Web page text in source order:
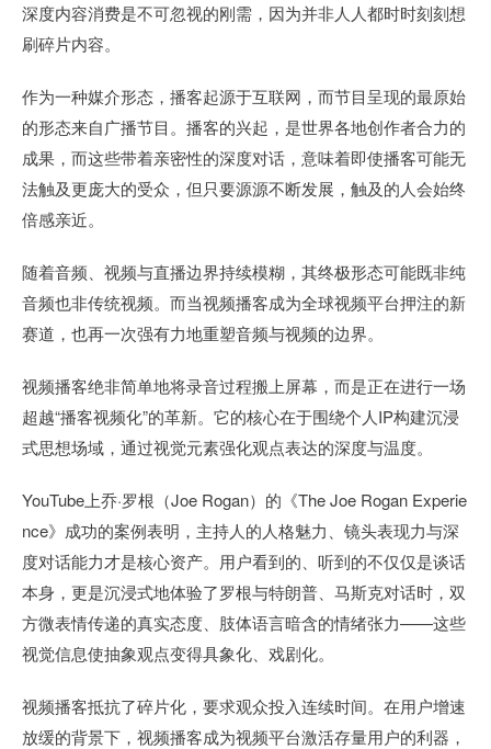
深度内容消费是不可忽视的刚需，因为并非人人都时时刻刻想
刷碎片内容。
作为一种媒介形态，播客起源于互联网，而节目呈现的最原始
的形态来自广播节目。播客的兴起，是世界各地创作者合力的
成果，而这些带着亲密性的深度对话，意味着即使播客可能无
法触及更庞大的受众，但只要源源不断发展，触及的人会始终
倍感亲近。
随着音频、视频与直播边界持续模糊，其终极形态可能既非纯
音频也非传统视频。而当视频播客成为全球视频平台押注的新
赛道，也再一次强有力地重塑音频与视频的边界。
视频播客绝非简单地将录音过程搬上屏幕，而是正在进行一场
超越“播客视频化”的革新。它的核心在于围绕个人IP构建沉浸
式思想场域，通过视觉元素强化观点表达的深度与温度。
YouTube上乔·罗根（Joe Rogan）的《The Joe Rogan Experie
nce》成功的案例表明，主持人的人格魅力、镜头表现力与深
度对话能力才是核心资产。用户看到的、听到的不仅仅是谈话
本身，更是沉浸式地体验了罗根与特朗普、马斯克对话时，双
方微表情传递的真实态度、肢体语言暗含的情绪张力——这些
视觉信息使抽象观点变得具象化、戏剧化。
视频播客抵抗了碎片化，要求观众投入连续时间。在用户增速
放缓的背景下，视频播客成为视频平台激活存量用户的利器，